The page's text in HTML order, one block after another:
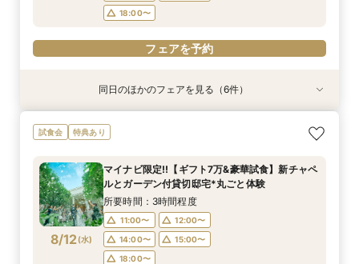
フェアを予約
フェアを予約
フェアを予約
フェアを予約
フェアを予約
18:00〜
フェアを予約
特典あり 動画あり
8/11(火)
ギフト7万付【初めての見学に】全館ALL体験*見
積相談＆絶品試食
9:00〜
9:30〜
14:30〜
14:45〜
18:00〜
フェアを予約
特典あり
8/11(火)
即決ナシ★予算のリアル大公開！本番コーデ×ミ
シュラン試食体験
9:00〜
9:30〜
14:30〜
14:45〜
18:00〜
フェアを予約
特典あり
8/11(火)
【2件目以降の見学OK】貸切Wフル体験×豪華試
食×お見積り比較
9:00〜
9:30〜
14:30〜
14:45〜
18:00〜
フェアを予約
特典あり
8/11(火)
【10名から全館貸切OK】ミシュラン試食付*少
人数婚ALL体験
9:00〜
9:30〜
14:30〜
14:45〜
18:00〜
フェアを予約
特典あり
8/11(火)
7万GIFT付【料理重視必見】豪華ミシュラン試食
×貸切邸宅W体験
9:00〜
9:30〜
14:30〜
14:45〜
18:00〜
フェアを予約
8/11(火)
【お気軽◎オンライン相談会】スマホで簡単！豪
華10大特典付き
10:30〜
12:00〜
15:30〜
17:00〜
フェアを予約
同日のほかのフェアを見る（6件）
試食会 特典あり
8/12(水)
マイナビ限定!!【ギフト7万&豪華試食】新チャペ
ルとガーデン付貸切邸宅*丸ごと体験
所要時間：3時間程度
11:00〜
12:00〜
14:00〜
15:00〜
18:00〜